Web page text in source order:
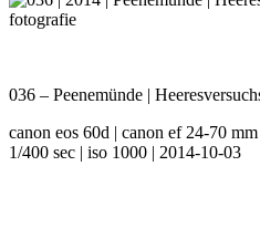
036 – Peenemünde |
canon eos 60d | canon ef 24-70
1/400 sec | iso 1000 | 2014-10-03